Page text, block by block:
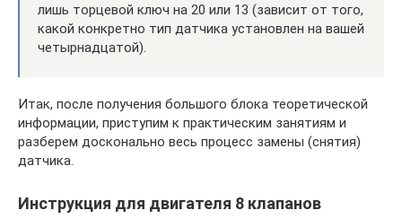
лишь торцевой ключ на 20 или 13 (зависит от того,
какой конкретно тип датчика установлен на вашей
четырнадцатой).
Итак, после получения большого блока теоретической
информации, приступим к практическим занятиям и
разберем досконально весь процесс замены (снятия)
датчика.
Инструкция для двигателя 8 клапанов